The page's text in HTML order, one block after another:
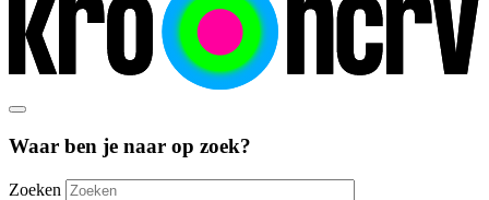
Waar ben je naar op zoek?
Zoeken